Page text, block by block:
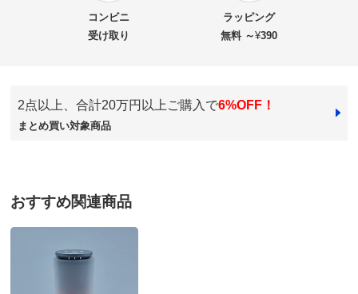
cado（カドー）ブレインスリープクロック専用リキッ
価格 ¥3,850 税込 ¥3,500 税抜
送料・送料種
基本配送料：¥
■種類：（ア）SLEEP （イ）AWAKE
■容量：20ml
■日本製
コンビニ
受け取り
ラッピング
無料 ～¥390
2点以上、合計20万円以上ご購入で6%OFF！
まとめ買い対象商品
おすすめ関連商品